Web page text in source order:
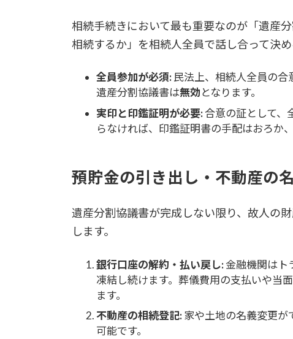
相続手続きにおいて最も重要なのが「遺産
相続するか」を相続人全員で話し合って決め
全員参加が必須: 民法上、相続人全員の
遺産分割協議書は無効となります。
実印と印鑑証明が必要:合意の証として、
らなければ、印鑑証明書の手配はおろか
預貯金の引き出し・不動産の
遺産分割協議書が完成しない限り、故人の
します。
銀行口座の解約・払い戻し:金融機関はト
凍結し続けます。葬儀費用の支払いや当
ます。
不動産の相続登記:家や土地の名義変更が
可能です。